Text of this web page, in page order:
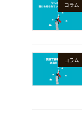
コラム
コラム